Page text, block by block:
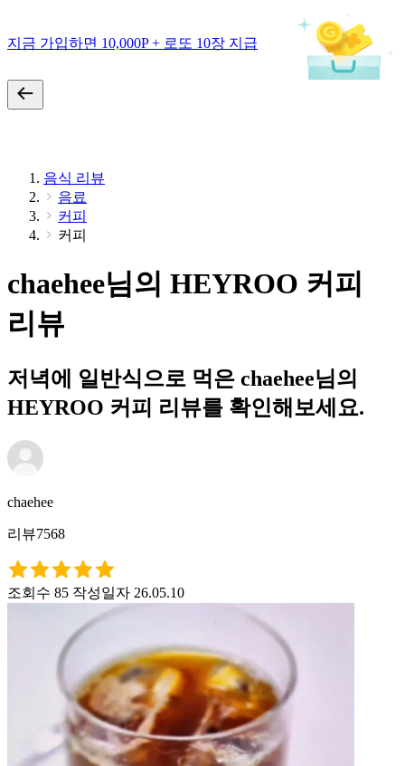
지금 가입하면 10,000P + 로또 10장 지급
음식 리뷰
음료
커피
커피
chaehee님의 HEYROO 커피
리뷰
저녁에 일반식으로 먹은 chaehee님의
HEYROO 커피 리뷰를 확인해보세요.
chaehee
리뷰7568
조회수 85 작성일자 26.05.10